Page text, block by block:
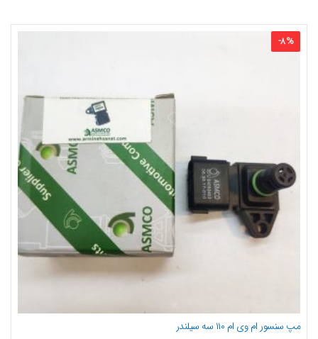
-8%
مپ سنسور ام وی ام ۱۱۰ سه سیلندر